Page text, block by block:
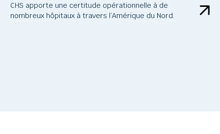
CHS apporte une certitude opérationnelle à de
nombreux hôpitaux à travers l’Amérique du Nord.